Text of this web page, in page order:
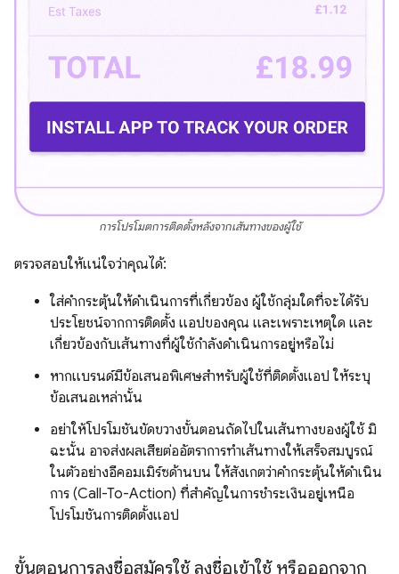
การโปรโมตการติดตั้งหลังจากเส้นทางของผู้ใช้
ตรวจสอบให้แน่ใจว่าคุณได้:
ใส่คำกระตุ้นให้ดำเนินการที่เกี่ยวข้อง ผู้ใช้กลุ่มใดที่จะได้รับ
ประโยชน์จากการติดตั้ง แอปของคุณ และเพราะเหตุใด และ
เกี่ยวข้องกับเส้นทางที่ผู้ใช้กำลังดำเนินการอยู่หรือไม่
หากแบรนด์มีข้อเสนอพิเศษสำหรับผู้ใช้ที่ติดตั้งแอป ให้ระบุ
ข้อเสนอเหล่านั้น
อย่าให้โปรโมชันขัดขวางขั้นตอนถัดไปในเส้นทางของผู้ใช้ มิ
ฉะนั้น อาจส่งผลเสียต่ออัตราการทำเส้นทางให้เสร็จสมบูรณ์
ในตัวอย่างอีคอมเมิร์ซด้านบน ให้สังเกตว่าคำกระตุ้นให้ดำเนิน
การ (Call-To-Action) ที่สำคัญในการชำระเงินอยู่เหนือ
โปรโมชันการติดตั้งแอป
ขั้นตอนการลงชื่อสมัครใช้ ลงชื่อเข้าใช้ หรือออกจาก